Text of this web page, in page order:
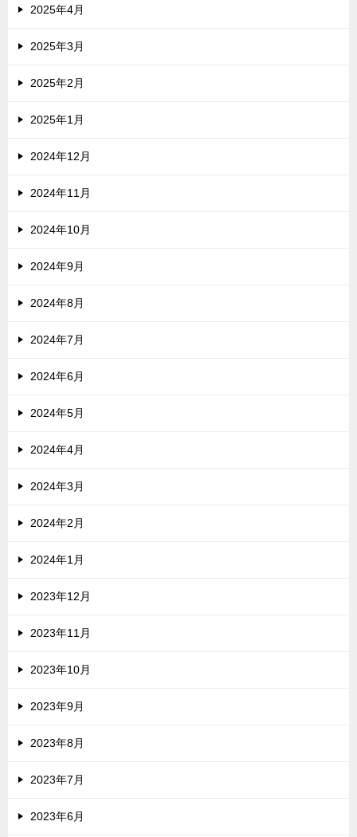
2025年4月
2025年3月
2025年2月
2025年1月
2024年12月
2024年11月
2024年10月
2024年9月
2024年8月
2024年7月
2024年6月
2024年5月
2024年4月
2024年3月
2024年2月
2024年1月
2023年12月
2023年11月
2023年10月
2023年9月
2023年8月
2023年7月
2023年6月